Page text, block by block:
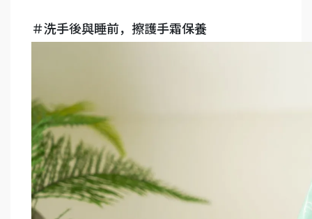
＃洗手後與睡前，擦護手霜保養